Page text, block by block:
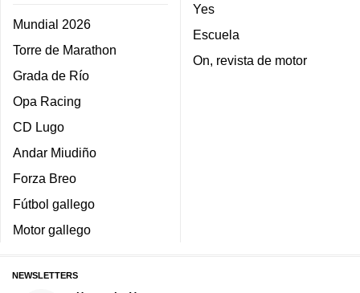
Mundial 2026
Torre de Marathon
Grada de Río
Opa Racing
CD Lugo
Andar Miudiño
Forza Breo
Fútbol gallego
Motor gallego
Yes
Escuela
On, revista de motor
NEWSLETTERS